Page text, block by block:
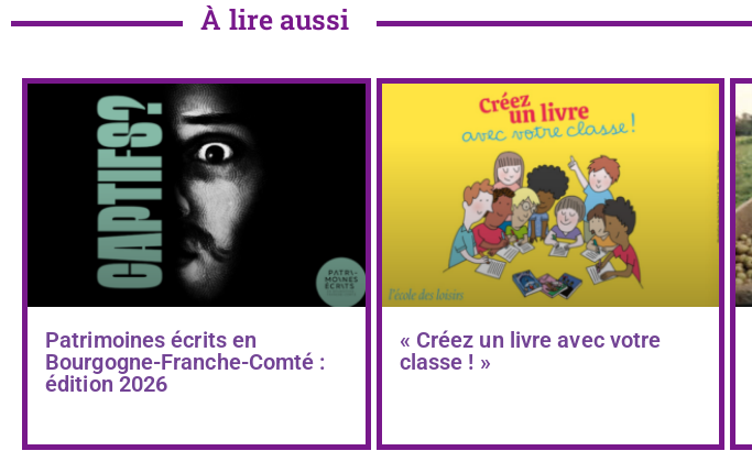
À lire aussi
Patrimoines écrits en
Bourgogne-Franche-Comté :
édition 2026
« Créez un livre avec votre
classe ! »